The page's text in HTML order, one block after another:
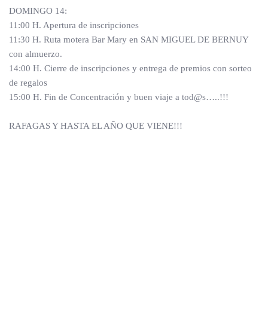
DOMINGO 14:
11:00 H. Apertura de inscripciones
11:30 H. Ruta motera Bar Mary en SAN MIGUEL DE BERNUY
con almuerzo.
14:00 H. Cierre de inscripciones y entrega de premios con sorteo
de regalos
15:00 H. Fin de Concentración y buen viaje a tod@s…..!!!
RAFAGAS Y HASTA EL AÑO QUE VIENE!!!